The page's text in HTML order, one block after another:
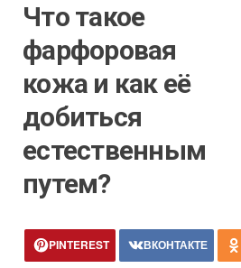
Что такое
фарфоровая
кожа и как её
добиться
естественным
путем?
PINTEREST ВКОНТАКТЕ